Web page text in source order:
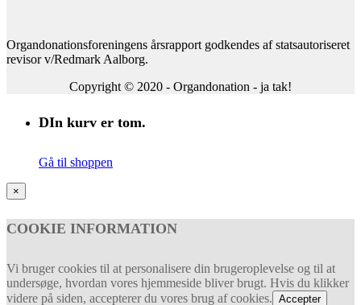
Organdonationsforeningens årsrapport godkendes af statsautoriseret
revisor v/Redmark Aalborg.
Copyright © 2020 - Organdonation - ja tak!
DIn kurv er tom.
Gå til shoppen
×
COOKIE INFORMATION
Vi bruger cookies til at personalisere din brugeroplevelse og til at
undersøge, hvordan vores hjemmeside bliver brugt. Hvis du klikker
videre på siden, accepterer du vores brug af cookies. Accepter